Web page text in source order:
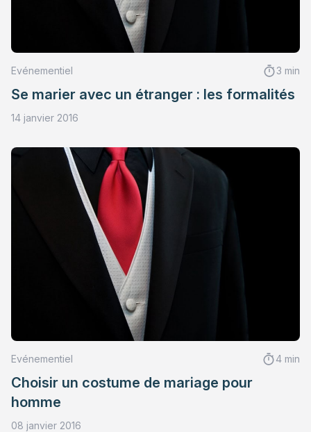
Evénementiel 3 min
Se marier avec un étranger : les formalités
14 janvier 2016
Evénementiel 4 min
Choisir un costume de mariage pour
homme
08 janvier 2016